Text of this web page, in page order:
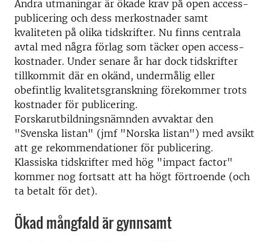
Andra utmaningar är ökade krav på open access-
publicering och dess merkostnader samt
kvaliteten på olika tidskrifter. Nu finns centrala
avtal med några förlag som täcker open access-
kostnader. Under senare år har dock tidskrifter
tillkommit där en okänd, undermålig eller
obefintlig kvalitetsgranskning förekommer trots
kostnader för publicering.
Forskarutbildningsnämnden avvaktar den
"Svenska listan" (jmf "Norska listan") med avsikt
att ge rekommendationer för publicering.
Klassiska tidskrifter med hög "impact factor"
kommer nog fortsatt att ha högt förtroende (och
ta betalt för det).
Ökad mångfald är gynnsamt